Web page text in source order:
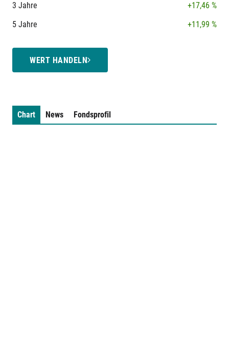
3 Jahre
+17,46 %
5 Jahre
+11,99 %
WERT HANDELN
Chart News Fondsprofil